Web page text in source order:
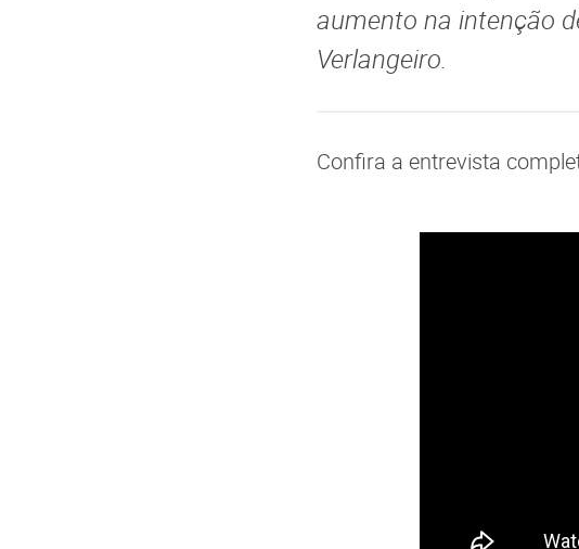
aumento na intenção
Verlangeiro.
Confira a entrevista